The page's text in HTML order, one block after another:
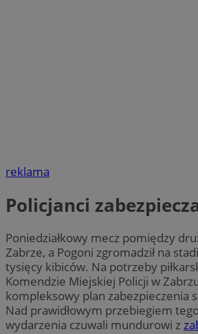
reklama
Policjanci
Poniedziałkowy mecz pomiędzy
Zabrze, a Pogoni zgromadził na
tysięcy kibiców. Na potrzeby
Komendzie Miejskiej Policji w
kompleksowy plan zabezpieczenia
Nad prawidłowym przebiegiem
wydarzenia czuwali mundurowi z